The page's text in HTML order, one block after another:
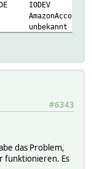
IODEV
unbekannt
spiele
1765900000018
#6343
das Problem,
funktionieren. Es